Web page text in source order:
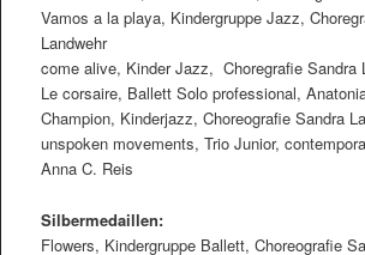
Vamos a la playa, Kindergruppe Jazz,
Landwehr
come alive, Kinder Jazz, Choregraﬁe Sandra
Le corsaire, Ballett Solo professional,
Champion, Kinderjazz, Choreograﬁe Sandra
unspoken movements, Trio Junior,
Anna C. Reis
Silbermedaillen:
Flowers, Kindergruppe Ballett, Choreograﬁe